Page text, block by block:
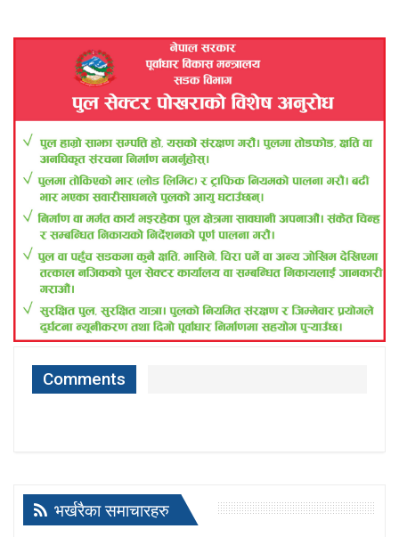
Comments
भर्खरैका समाचारहरु